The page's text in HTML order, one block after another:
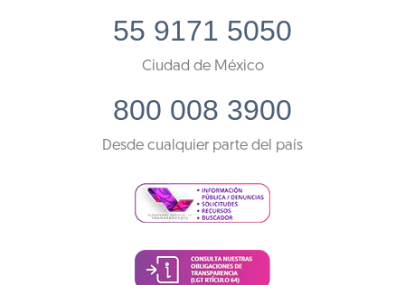
55 9171 5050
Ciudad de México
800 008 3900
Desde cualquier parte del país